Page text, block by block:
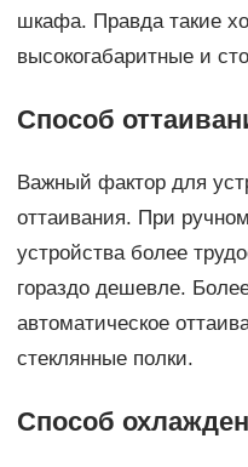
шкафа. Правда такие
высокогабаритные и
Способ
Важный фактор для
оттаивания. При
устройства более
гораздо дешевле.
автоматическое
стеклянные полки.
Способ